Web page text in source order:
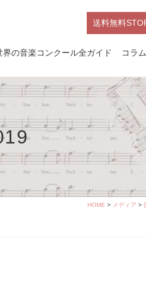
送料無料
界の音楽コンクール全ガイド コラム
HOME > メディア >